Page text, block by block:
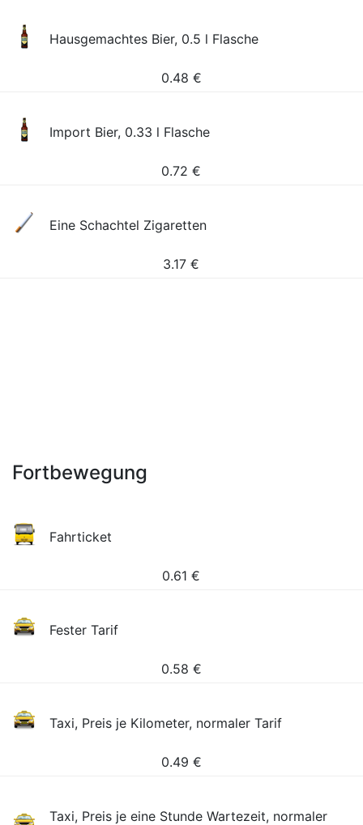
Hausgemachtes Bier, 0.5 l Flasche
0.48 €
Import Bier, 0.33 l Flasche
0.72 €
Eine Schachtel Zigaretten
3.17 €
Fortbewegung
Fahrticket
0.61 €
Fester Tarif
0.58 €
Taxi, Preis je Kilometer, normaler Tarif
0.49 €
Taxi, Preis je eine Stunde Wartezeit, normaler